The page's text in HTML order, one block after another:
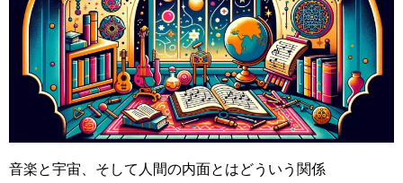
音楽と宇宙、そして人間の内面とはどういう関係